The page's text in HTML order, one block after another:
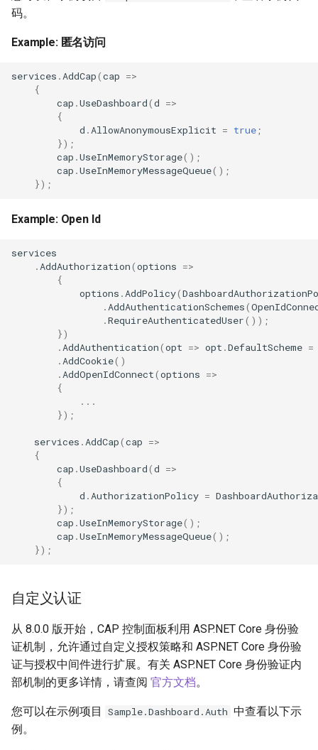
码。
Example: 匿名访问
services .AddCap(cap =>
{
cap .UseDashboard(d =>
{
d .AllowAnonymousExplicit = true;
});
cap .UseInMemoryStorage();
cap .UseInMemoryMessageQueue();
});
Example: Open Id
services
.AddAuthorization(options =>
{
options .AddPolicy(
.AddAuthenticationSchemes(
.RequireAuthenticatedUser());
})
.AddAuthentication(opt => opt .DefaultScheme =
.AddCookie()
.AddOpenIdConnect(options =>
{
...
});
services .AddCap(cap =>
{
cap .UseDashboard(d =>
{
d .AuthorizationPolicy =
});
cap .UseInMemoryStorage();
cap .UseInMemoryMessageQueue();
});
自定义认证
从 8.0.0 版开始，CAP 控制面板利用 ASP.NET Core 身份验
证机制，允许通过自定义授权策略和 ASP.NET Core 身份验
证与授权中间件进行扩展。有关 ASP.NET Core 身份验证内
部机制的更多详情，请查阅 官方文档。
您可以在示例项目 Sample.Dashboard.Auth 中查看以下示
例。